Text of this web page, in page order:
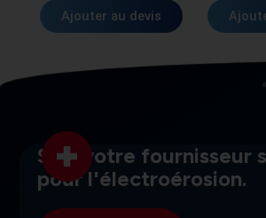
Ajouter au devis
SGI, votre fournisseur
pour l'électroérosion.